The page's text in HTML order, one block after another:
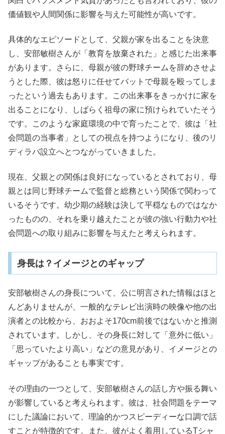
価値観や人間関係に影響を与えた可能性が高いです。
具体的なエピソードとして、父親が家を出ることを決意
し、安部敏樹さんが「教育を放棄された」と感じた出来事
があります。さらに、母親が彼の野球チームを辞めさせよ
うとした際、彼は怒りに任せてバットで母親を殴ってしま
ったという過去もあります。この出来事をきっかけに家を
出ることになり、しばらく祖母の家に預けられていたそう
です。このような家庭環境の中で育ったことで、彼は「社
会問題の当事者」としての視点を持つようになり、後のリ
ディラバ設立へとつながっていきました。
現在、父親との関係は良好になっているとされており、母
親とは同じ野球チームで監督と総務という関係で関わって
いるそうです。幼少期の経験は決して平穏なものではなか
ったものの、それを乗り越えたことが彼の強い行動力や社
会問題への取り組みに影響を与えたと考えられます。
身長は？イメージとのギャップ
安部敏樹さんの身長について、公に明言された情報はほと
んどありませんが、一般的なテレビ出演時の映像や他の出
演者との比較から、おおよそ170cm前後ではないかと推測
されています。しかし、その身長に対して「意外に低い」
「思っていたより高い」などの意見があり、イメージとの
ギャップがあることも事実です。
その理由の一つとして、安部敏樹さんの話し方や振る舞い
が影響していると考えられます。彼は、社会問題をテーマ
にした議論において、理論的かつスピーディーな口調で話
すことが特徴的です。また、彼がよく着用しているTシャ